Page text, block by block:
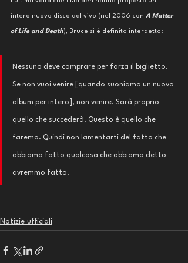
intero nuovo disco dal vivo (nel 2006 con A Matter
of Life and Death), Bruce si è definito interdetto:
Nessuno deve comprare per forza il biglietto.
Se non vuoi venire [quando suoniamo un nuovo
album per intero], non venire. Sarà proprio
quello che succederà. Questo è quello che
faremo. Quindi non lamentarti del fatto che
abbiamo fatto qualcosa che abbiamo detto
avremmo fatto.
Notizie ufficiali